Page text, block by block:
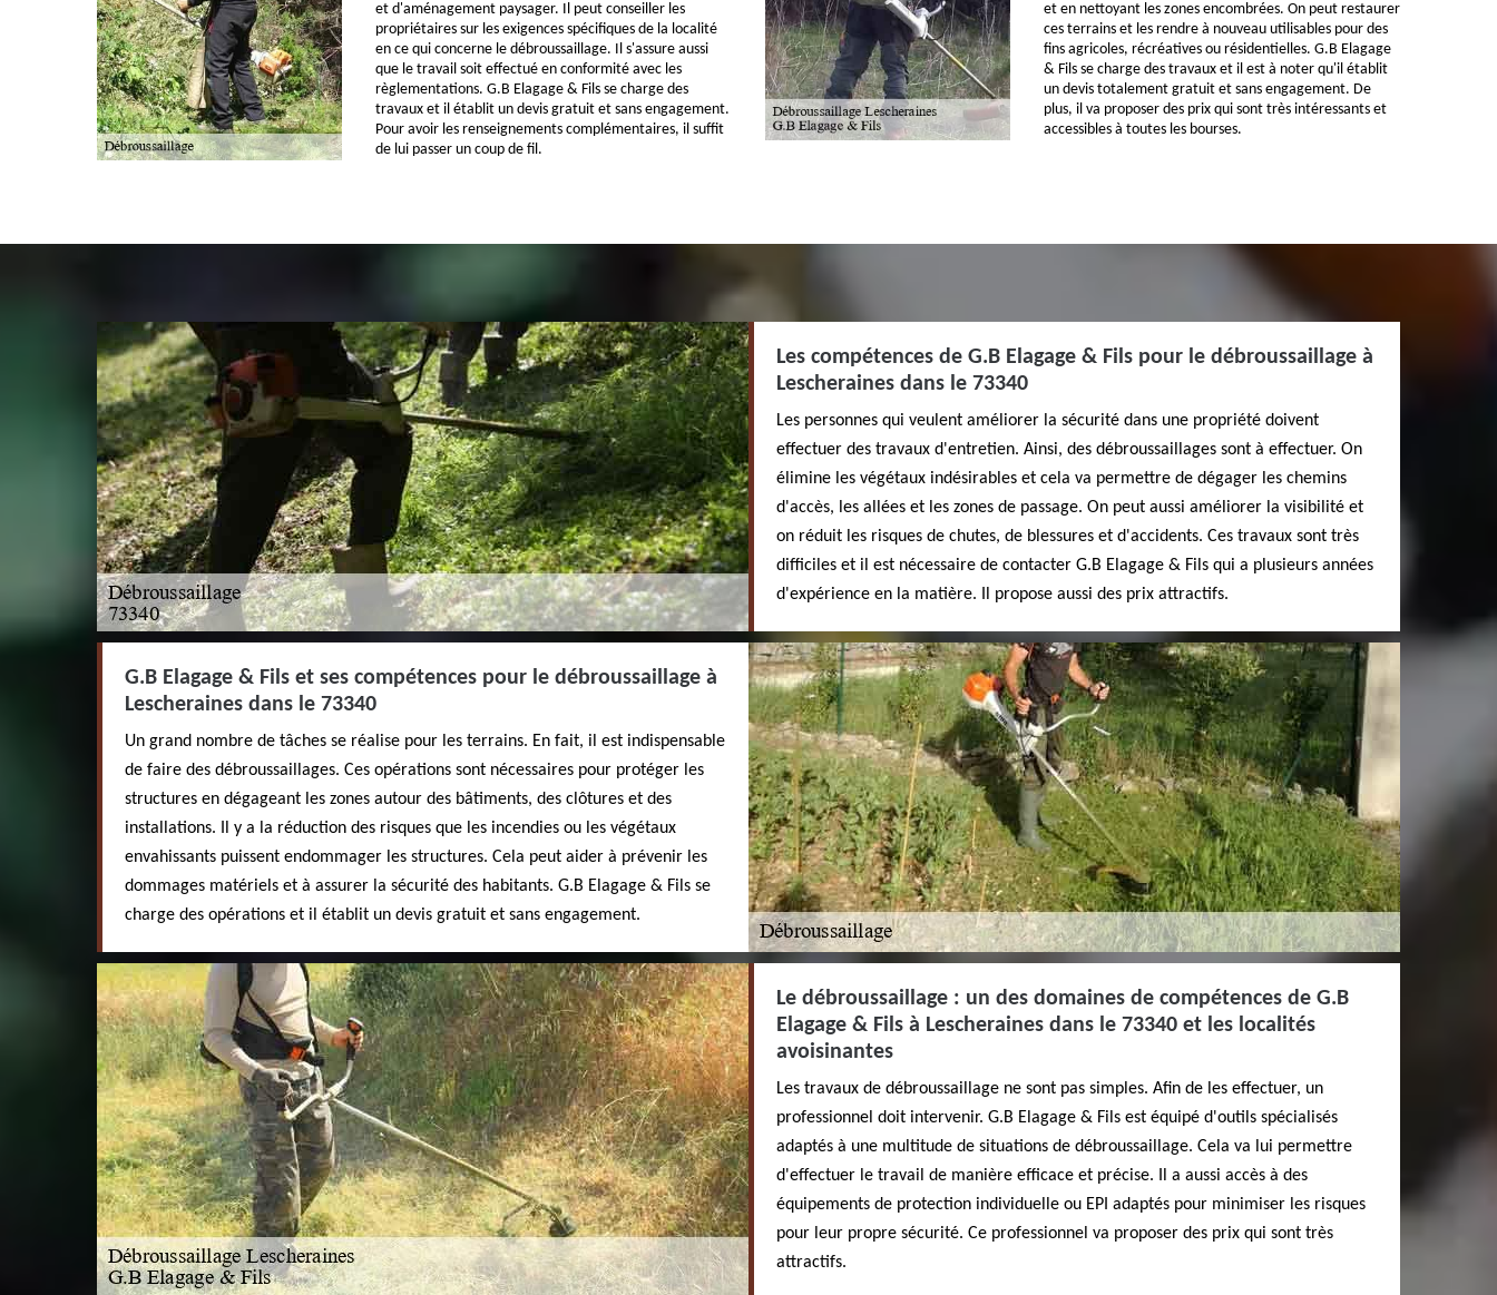
et d'aménagement paysager. Il peut conseiller les
propriétaires sur les exigences spécifiques de la localité
en ce qui concerne le débroussaillage. Il s'assure aussi
que le travail soit effectué en conformité avec les
règlementations. G.B Elagage & Fils se charge des
travaux et il établit un devis gratuit et sans engagement.
Pour avoir les renseignements complémentaires, il suffit
de lui passer un coup de fil.
et en nettoyant les zones encombrées. On peut restaurer
ces terrains et les rendre à nouveau utilisables pour des
fins agricoles, récréatives ou résidentielles. G.B Elagage
& Fils se charge des travaux et il est à noter qu'il établit
un devis totalement gratuit et sans engagement. De
plus, il va proposer des prix qui sont très intéressants et
accessibles à toutes les bourses.
Les compétences de G.B Elagage & Fils pour le débroussaillage à
Lescheraines dans le 73340
Les personnes qui veulent améliorer la sécurité dans une propriété doivent
effectuer des travaux d'entretien. Ainsi, des débroussaillages sont à effectuer. On
élimine les végétaux indésirables et cela va permettre de dégager les chemins
d'accès, les allées et les zones de passage. On peut aussi améliorer la visibilité et
on réduit les risques de chutes, de blessures et d'accidents. Ces travaux sont très
difficiles et il est nécessaire de contacter G.B Elagage & Fils qui a plusieurs années
d'expérience en la matière. Il propose aussi des prix attractifs.
G.B Elagage & Fils et ses compétences pour le débroussaillage à
Lescheraines dans le 73340
Un grand nombre de tâches se réalise pour les terrains. En fait, il est indispensable
de faire des débroussaillages. Ces opérations sont nécessaires pour protéger les
structures en dégageant les zones autour des bâtiments, des clôtures et des
installations. Il y a la réduction des risques que les incendies ou les végétaux
envahissants puissent endommager les structures. Cela peut aider à prévenir les
dommages matériels et à assurer la sécurité des habitants. G.B Elagage & Fils se
charge des opérations et il établit un devis gratuit et sans engagement.
Le débroussaillage : un des domaines de compétences de G.B
Elagage & Fils à Lescheraines dans le 73340 et les localités
avoisinantes
Les travaux de débroussaillage ne sont pas simples. Afin de les effectuer, un
professionnel doit intervenir. G.B Elagage & Fils est équipé d'outils spécialisés
adaptés à une multitude de situations de débroussaillage. Cela va lui permettre
d'effectuer le travail de manière efficace et précise. Il a aussi accès à des
équipements de protection individuelle ou EPI adaptés pour minimiser les risques
pour leur propre sécurité. Ce professionnel va proposer des prix qui sont très
attractifs.